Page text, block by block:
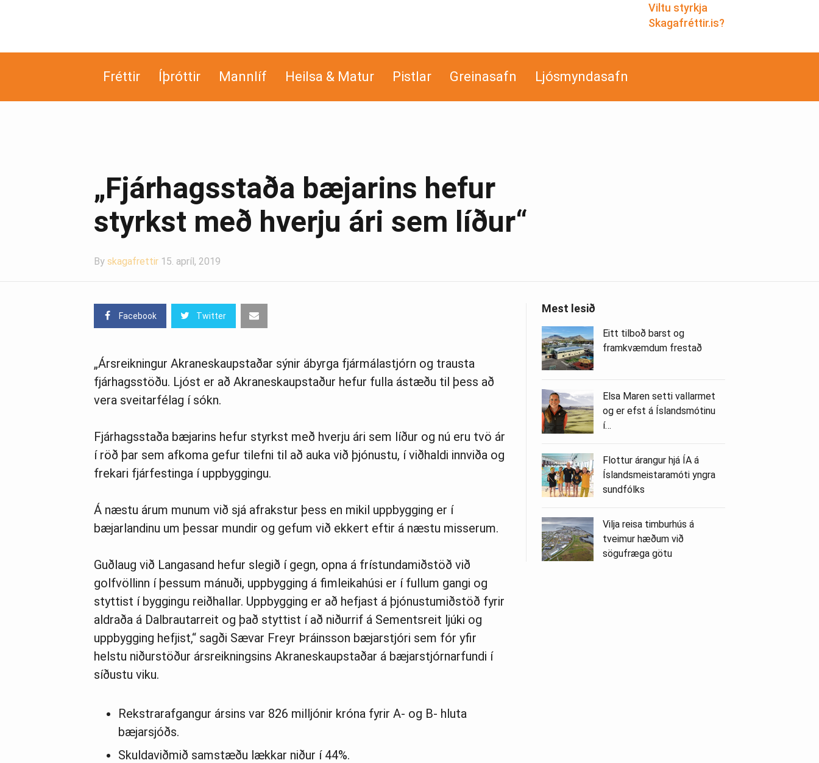
Viltu styrkja
Skagafréttir.is?
Fréttir Íþróttir Mannlíf Heilsa & Matur Pistlar Greinasafn Ljósmyndasafn
„Fjárhagsstaða bæjarins hefur
styrkst með hverju ári sem líður“
By skagafrettir 15. apríl, 2019
Facebook Twitter
„Ársreikningur Akraneskaupstaðar sýnir ábyrga fjármálastjórn og trausta
fjárhagsstöðu. Ljóst er að Akraneskaupstaður hefur fulla ástæðu til þess að
vera sveitarfélag í sókn.
Fjárhagsstaða bæjarins hefur styrkst með hverju ári sem líður og nú eru tvö ár
í röð þar sem afkoma gefur tilefni til að auka við þjónustu, í viðhaldi innviða og
frekari fjárfestinga í uppbyggingu.
Á næstu árum munum við sjá afrakstur þess en mikil uppbygging er í
bæjarlandinu um þessar mundir og gefum við ekkert eftir á næstu misserum.
Guðlaug við Langasand hefur slegið í gegn, opna á frístundamiðstöð við
golfvöllinn í þessum mánuði, uppbygging á fimleikahúsi er í fullum gangi og
styttist í byggingu reiðhallar. Uppbygging er að hefjast á þjónustumiðstöð fyrir
aldraða á Dalbrautarreit og það styttist í að niðurrif á Sementsreit ljúki og
uppbygging hefjist,“ sagði Sævar Freyr Þráinsson bæjarstjóri sem fór yfir
helstu niðurstöður ársreikningsins Akraneskaupstaðar á bæjarstjórnarfundi í
síðustu viku.
Rekstrarafgangur ársins var 826 milljónir króna fyrir A- og B- hluta
bæjarsjóðs.
Skuldaviðmið samstæðu lækkar niður í 44%.
Mest lesið
Eitt tilboð barst og
framkvæmdum frestað
Elsa Maren setti vallarmet
og er efst á Íslandsmótinu
í…
Flottur árangur hjá ÍA á
Íslandsmeistaramóti yngra
sundfólks
Vilja reisa timburhús á
tveimur hæðum við
sögufræga götu